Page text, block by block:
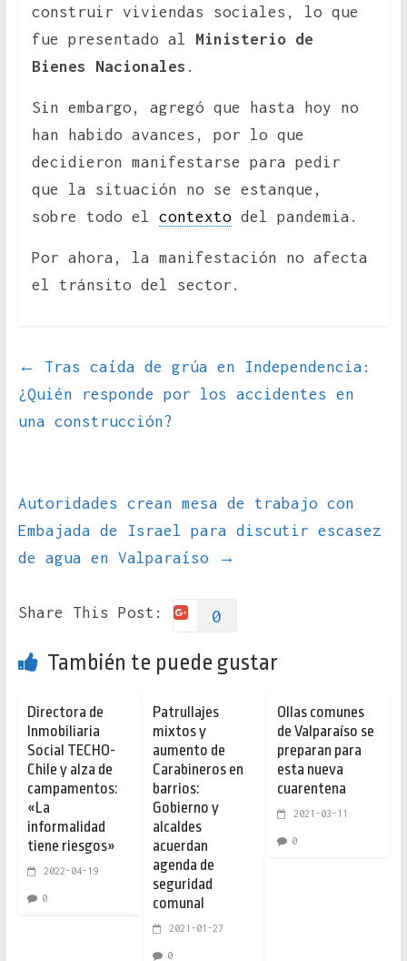
construir viviendas sociales, lo que
fue presentado al Ministerio de
Bienes Nacionales .
Sin embargo, agregó que hasta hoy no
han habido avances, por lo que
decidieron manifestarse para pedir
que la situación no se estanque,
sobre todo el contextodel pandemia.
Por ahora, la manifestación no afecta
el tránsito del sector.
←
Tras caída de grúa en Independencia:
¿Quién responde por los accidentes en
una construcción?
Autoridades crean mesa de trabajo con
Embajada de Israel para discutir escasez
de agua en Valparaíso
→
Share This Post: 0
También te puede gustar
Directora de
Inmobiliaria
Social TECHO-
Chile y alza de
campamentos:
«La
informalidad
tiene riesgos»
2022-04-19
0
Patrullajes
mixtos y
aumento de
Carabineros en
barrios:
Gobierno y
alcaldes
acuerdan
agenda de
seguridad
comunal
2021-01-27
0
Ollas comunes
de Valparaíso se
preparan para
esta nueva
cuarentena
2021-03-11
0